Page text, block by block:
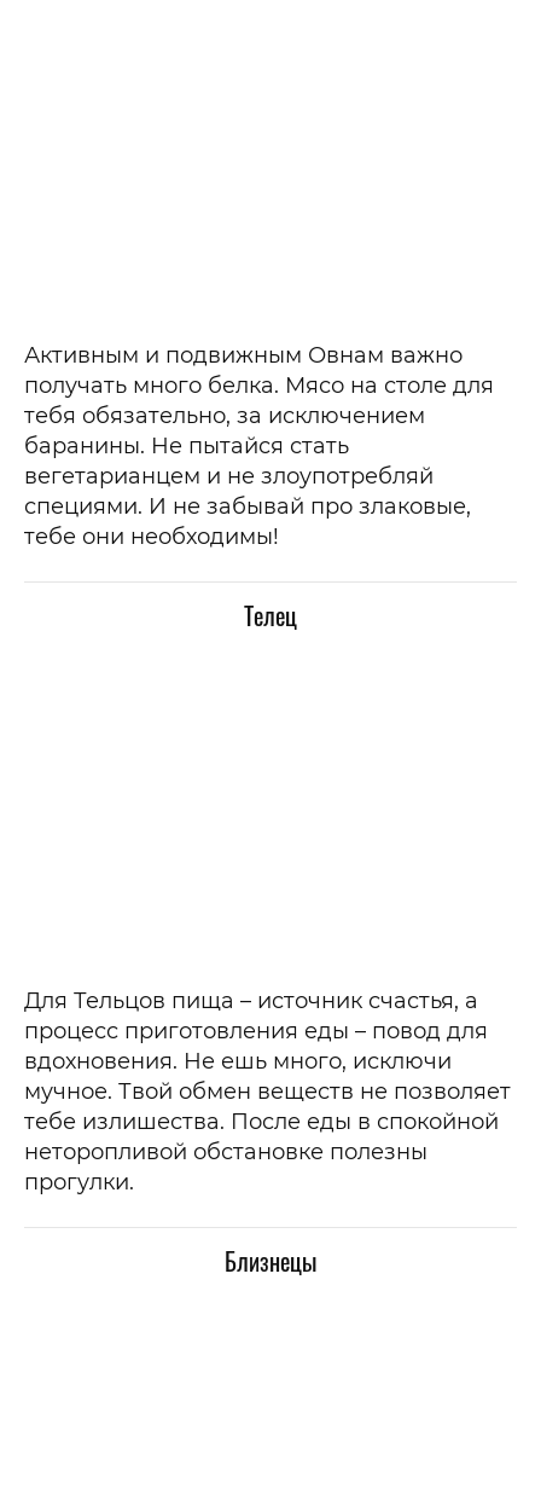
Активным и подвижным Овнам важно
получать много белка. Мясо на столе для
тебя обязательно, за исключением
баранины. Не пытайся стать
вегетарианцем и не злоупотребляй
специями. И не забывай про злаковые,
тебе они необходимы!
Телец
Для Тельцов пища – источник счастья, а
процесс приготовления еды – повод для
вдохновения. Не ешь много, исключи
мучное. Твой обмен веществ не позволяет
тебе излишества. После еды в спокойной
неторопливой обстановке полезны
прогулки.
Близнецы